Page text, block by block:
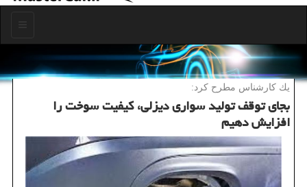
یك كارشناس مطرح كرد:
بجای توقف تولید سواری دیزلی، كیفیت سوخت را
افزایش دهیم